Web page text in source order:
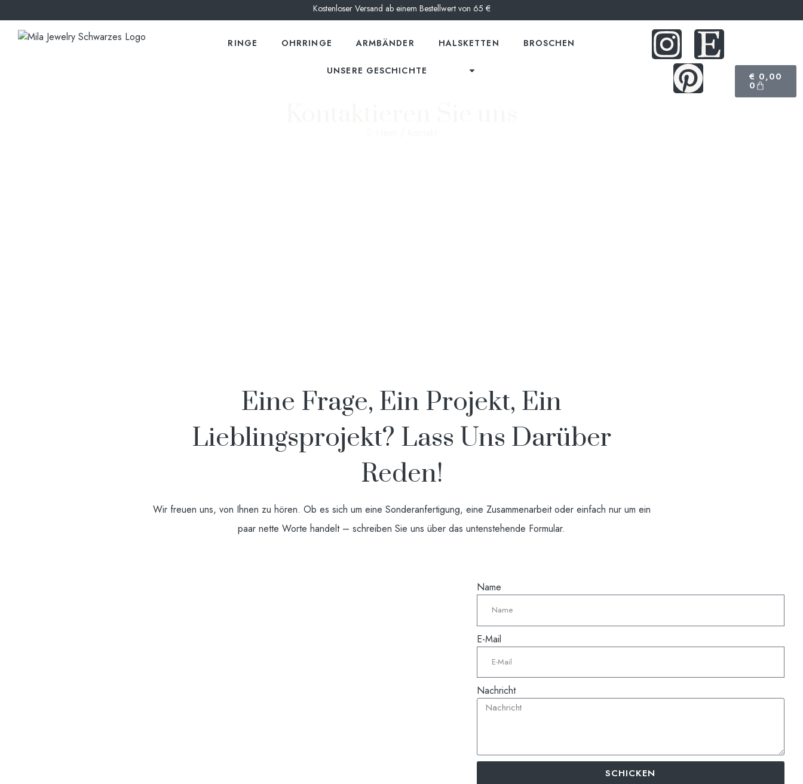
Kostenloser Versand ab einem Bestellwert von 65 €
RINGE OHRRINGE ARMBÄNDER HALSKETTEN BROSCHEN
UNSERE GESCHICHTE € 0,00
0
Eine Frage, Ein Projekt, Ein
Lieblingsprojekt? Lass Uns Darüber
Reden!
Wir freuen uns, von Ihnen zu hören. Ob es sich um eine Sonderanfertigung, eine Zusammenarbeit oder einfach nur um ein
paar nette Worte handelt – schreiben Sie uns über das untenstehende Formular.
Name
E-Mail
Nachricht
SCHICKEN